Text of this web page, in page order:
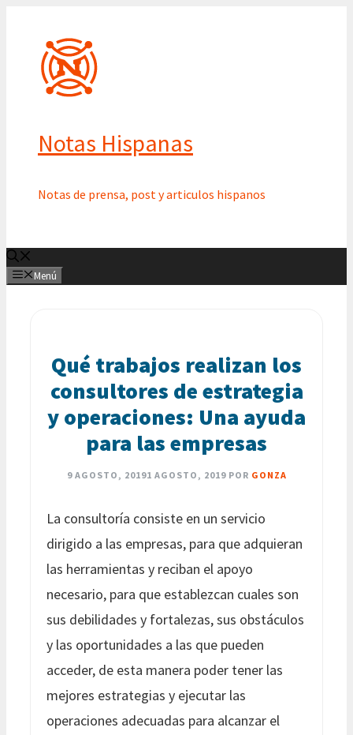
contenido
Notas Hispanas
Notas de prensa, post y articulos hispanos
Menú
Qué trabajos realizan los
consultores de estrategia
y operaciones: Una ayuda
para las empresas
9 AGOSTO, 20191 AGOSTO, 2019 POR GONZA
La consultoría consiste en un servicio
dirigido a las empresas, para que adquieran
las herramientas y reciban el apoyo
necesario, para que establezcan cuales son
sus debilidades y fortalezas, sus obstáculos
y las oportunidades a las que pueden
acceder, de esta manera poder tener las
mejores estrategias y ejecutar las
operaciones adecuadas para alcanzar el